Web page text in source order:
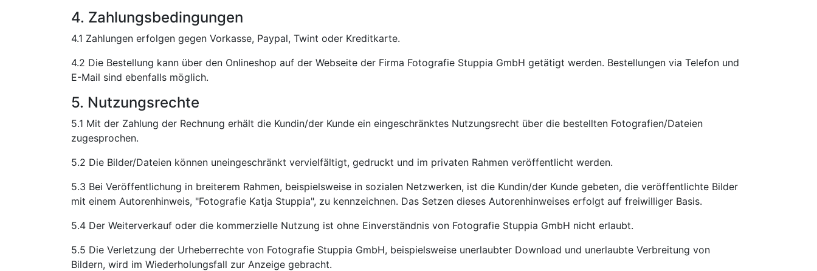
4. Zahlungsbedingungen
4.1 Zahlungen erfolgen gegen Vorkasse, Paypal, Twint oder Kreditkarte.
4.2 Die Bestellung kann über den Onlineshop auf der Webseite der Firma Fotografie Stuppia GmbH getätigt werden. Bestellungen via Telefon und
E-Mail sind ebenfalls möglich.
5. Nutzungsrechte
5.1 Mit der Zahlung der Rechnung erhält die Kundin/der Kunde ein eingeschränktes Nutzungsrecht über die bestellten Fotografien/Dateien
zugesprochen.
5.2 Die Bilder/Dateien können uneingeschränkt vervielfältigt, gedruckt und im privaten Rahmen veröffentlicht werden.
5.3 Bei Veröffentlichung in breiterem Rahmen, beispielsweise in sozialen Netzwerken, ist die Kundin/der Kunde gebeten, die veröffentlichte Bilder
mit einem Autorenhinweis, "Fotografie Katja Stuppia", zu kennzeichnen. Das Setzen dieses Autorenhinweises erfolgt auf freiwilliger Basis.
5.4 Der Weiterverkauf oder die kommerzielle Nutzung ist ohne Einverständnis von Fotografie Stuppia GmbH nicht erlaubt.
5.5 Die Verletzung der Urheberrechte von Fotografie Stuppia GmbH, beispielsweise unerlaubter Download und unerlaubte Verbreitung von
Bildern, wird im Wiederholungsfall zur Anzeige gebracht.